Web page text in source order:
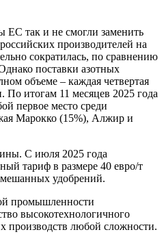
ЕС так и не смогли заменить
производителей на
сократилась, по сравнению
поставки азотных
объеме – каждая четвертая
По итогам 11 месяцев 2025 года
первое место среди
Марокко (15%), Алжир и
С июля 2025 года
тариф в размере 40 евро/т
удобрений.
промышленности
высокотехнологичного
производств любой сложности.